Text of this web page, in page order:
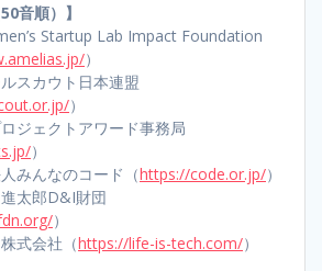
50音順）】
Startup Lab Impact Foundation
）
スカウト日本連盟
）
ジェクトアワード事務局
）
みんなのコード（https://code.or.jp/）
太郎D&I財団
）
式会社（https://life-is-tech.com/）